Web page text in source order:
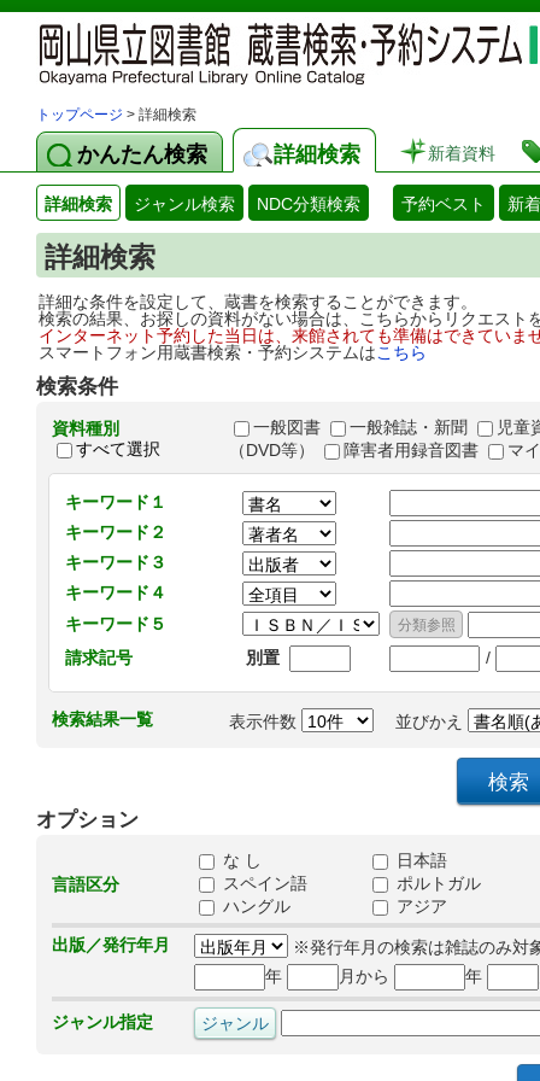
トップページ > 詳細検索
かんたん検索 詳細検索 新着資料
詳細検索 ジャンル検索 NDC分類検索 予約ベスト 新
詳細検索
詳細な条件を設定して、蔵書を検索することができます。
検索の結果、お探しの資料がない場合は、こちらからリクエス
インターネット予約した当日は、来館されても準備はできてい
スマートフォン用蔵書検索・予約システムはこちら
検索条件
資料種別
すべて選択
一般図書 一般雑誌・新聞
児童
（DVD等）
障害者用録音図書 マ
キーワード１
キーワード２
キーワード３
キーワード４
キーワード５
請求記号
別置 /
検索結果一覧 表示件数 並びかえ
オプション
言語区分
な し
日本語
スペイン語
ポルトガル
ハングル
アジア
出版／発行年月
※発行年月の検索は雑誌のみ対
年
月から 年
ジャンル指定